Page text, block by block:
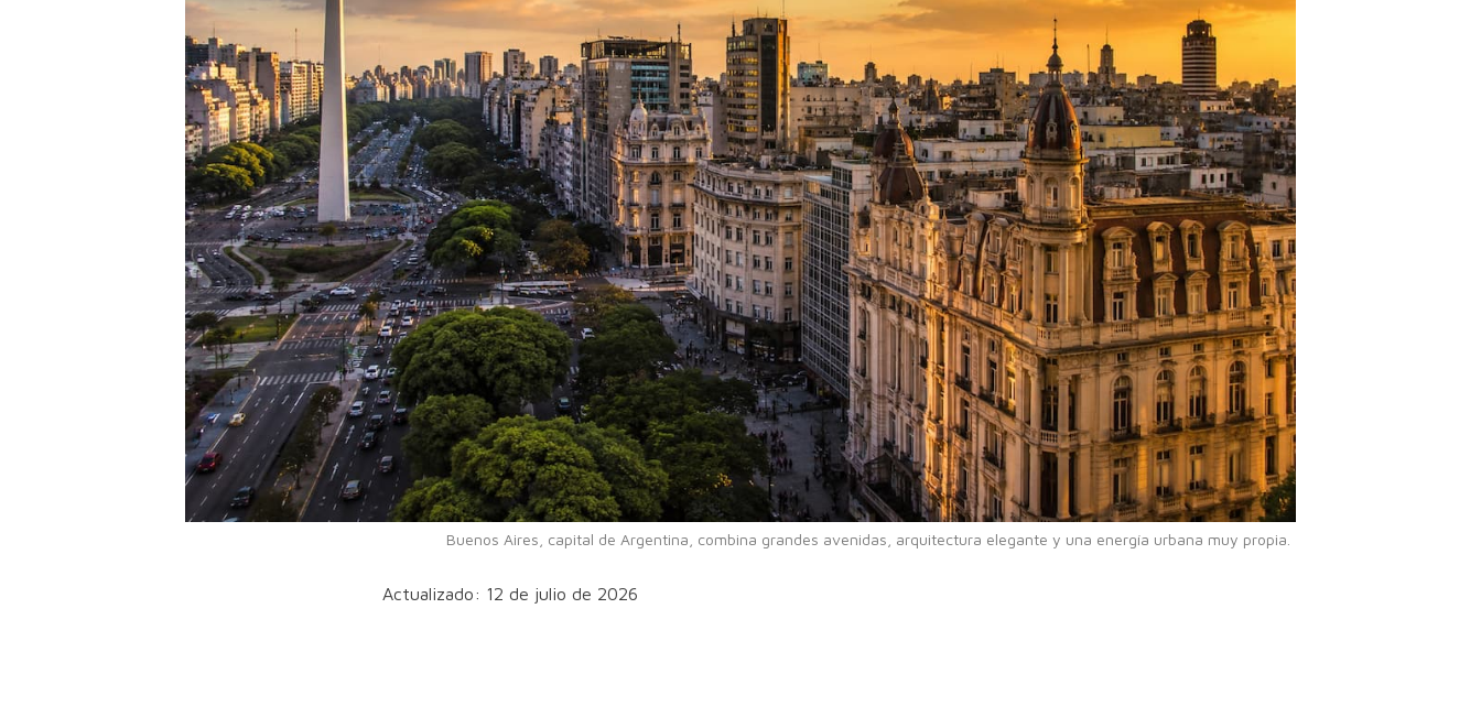
Buenos Aires, capital de Argentina, combina grandes avenidas, arquitectura elegante y una energía urbana muy propia.
Actualizado: 12 de julio de 2026